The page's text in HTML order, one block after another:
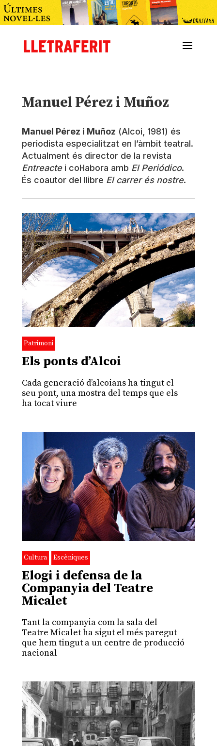
Manuel Pérez i Muñoz
Manuel Pérez i Muñoz (Alcoi, 1981) és
periodista especialitzat en l’àmbit teatral.
Actualment és director de la revista
Entreactei col·labora amb El Periódico.
És coautor del llibre El carrer és nostre.
Patrimoni
Els ponts d’Alcoi
Cada generació d’alcoians ha tingut el
seu pont, una mostra del temps que els
ha tocat viure
Cultura Escèniques
Elogi i defensa de la
Companyia del Teatre
Micalet
Tant la companyia com la sala del
Teatre Micalet ha sigut el més paregut
que hem tingut a un centre de producció
nacional